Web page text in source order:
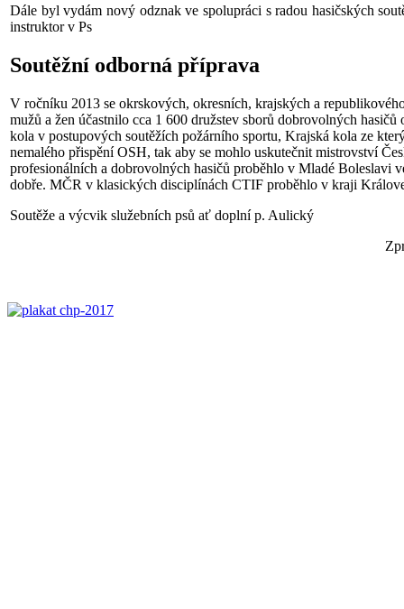
Dále byl vydám nový odznak ve spolupráci s radou hasičských
instruktor v Ps
Soutěžní odborná příprava
V ročníku 2013 se okrskových, okresních, krajských a
mužů a žen účastnilo cca 1 600 družstev sborů dobrovolných
kola v postupových soutěžích požárního sportu, Krajská kola ze
nemalého přispění OSH, tak aby se mohlo uskutečnit mistrovství
profesionálních a dobrovolných hasičů proběhlo v Mladé Boleslavi
dobře. MČR v klasických disciplínách CTIF proběhlo v kraji
Soutěže a výcvik služebních psů ať doplní p. Aulický
Zpracoval Pumprla